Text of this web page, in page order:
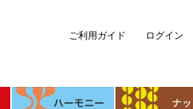
ご利用ガイド ログイン